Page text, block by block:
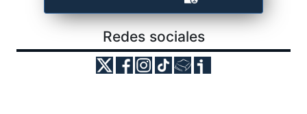
Redes sociales